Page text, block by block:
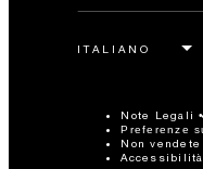
Note Legali
Preferenze
Non
Accessibilità